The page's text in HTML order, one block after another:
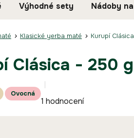
Výhodné sety Nádoby
Klasické yerba maté Kurupí
Clásica - 250 g
Ovocná
Průměrné
hodnocení
1 hodnocení